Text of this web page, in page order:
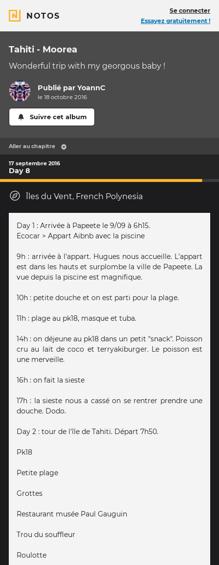
NOTOS
Se connecter
Essayez gratuitement !
Tahiti - Moorea
Wonderful trip with my georgous baby !
Publié parYoannC
le 18 octobre 2016
Suivre cet album
Aller au chapitre
17 septembre 2016
Day 8
Îles du Vent, French Polynesia
Day 1 : Arrivée à Papeete le 9/09 à 6h15.
Ecocar > Appart Aibnb avec la piscine
9h : arrivée à l'appart. Hugues nous accueille. L'appart
est dans les hauts et surplombe la ville de Papeete. La
vue depuis la piscine est magnifique.
10h : petite douche et on est parti pour la plage.
11h : plage au pk18, masque et tuba.
14h : on déjeune au pk18 dans un petit "snack". Poisson
cru au lait de coco et terryakiburger. Le poisson est
une merveille.
16h : on fait la sieste
17h : la sieste nous a cassé on se rentrer prendre une
douche. Dodo.
Day 2 : tour de l'île de Tahiti. Départ 7h50.
Pk18
Petite plage
Grottes
Restaurant musée Paul Gauguin
Trou du souffleur
Roulotte